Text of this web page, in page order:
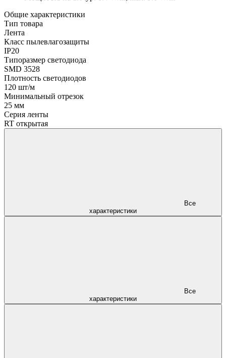
Общие характеристики
Тип товара
Лента
Класс пылевлагозащиты
IP20
Типоразмер светодиода
SMD 3528
Плотность светодиодов
120 шт/м
Минимальный отрезок
25 мм
Серия ленты
RT открытая
характеристики
характеристики